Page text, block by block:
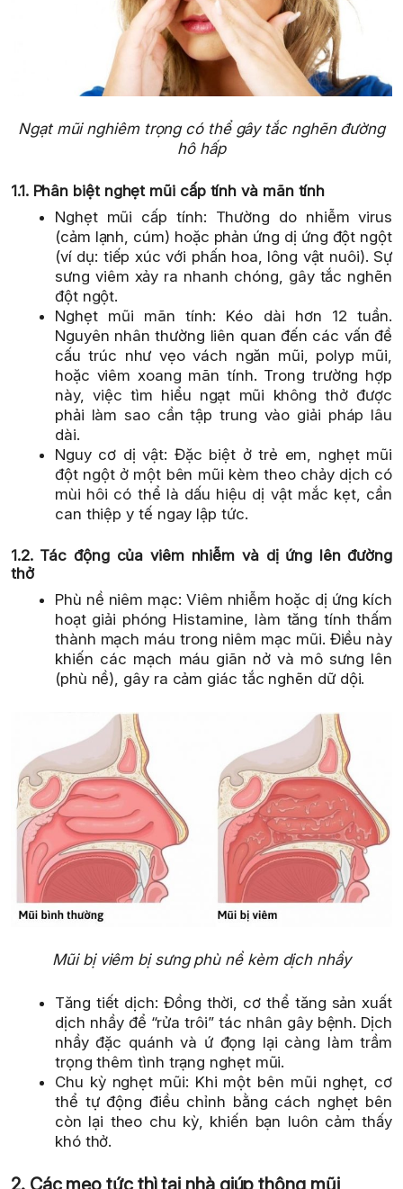
Ngạt mũi nghiêm trọng có thể gây tắc nghẽn đường
hô hấp
1.1. Phân biệt nghẹt mũi cấp tính và mãn tính
Nghẹt mũi cấp tính: Thường do nhiễm virus
(cảm lạnh, cúm) hoặc phản ứng dị ứng đột ngột
(ví dụ: tiếp xúc với phấn hoa, lông vật nuôi). Sự
sưng viêm xảy ra nhanh chóng, gây tắc nghẽn
đột ngột.
Nghẹt mũi mãn tính: Kéo dài hơn 12 tuần.
Nguyên nhân thường liên quan đến các vấn đề
cấu trúc như vẹo vách ngăn mũi, polyp mũi,
hoặc viêm xoang mãn tính. Trong trường hợp
này, việc tìm hiểu ngạt mũi không thở được
phải làm sao cần tập trung vào giải pháp lâu
dài.
Nguy cơ dị vật: Đặc biệt ở trẻ em, nghẹt mũi
đột ngột ở một bên mũi kèm theo chảy dịch có
mùi hôi có thể là dấu hiệu dị vật mắc kẹt, cần
can thiệp y tế ngay lập tức.
1.2. Tác động của viêm nhiễm và dị ứng lên đường
thở
Phù nề niêm mạc: Viêm nhiễm hoặc dị ứng kích
hoạt giải phóng Histamine, làm tăng tính thấm
thành mạch máu trong niêm mạc mũi. Điều này
khiến các mạch máu giãn nở và mô sưng lên
(phù nề), gây ra cảm giác tắc nghẽn dữ dội.
Mũi bị viêm bị sưng phù nề kèm dịch nhầy
Tăng tiết dịch: Đồng thời, cơ thể tăng sản xuất
dịch nhầy để “rửa trôi” tác nhân gây bệnh. Dịch
nhầy đặc quánh và ứ đọng lại càng làm trầm
trọng thêm tình trạng nghẹt mũi.
Chu kỳ nghẹt mũi: Khi một bên mũi nghẹt, cơ
thể tự động điều chỉnh bằng cách nghẹt bên
còn lại theo chu kỳ, khiến bạn luôn cảm thấy
khó thở.